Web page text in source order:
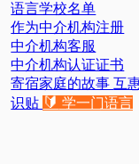
语言学校名单
作为中介机构注册
中介机构客服
中介机构认证证书
寄宿家庭的故事互
识贴 🔰 学一门语言